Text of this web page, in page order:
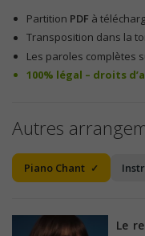
Partition PDF à
Transposition dans la
Les paroles complètes
100% légal – droits
Autres
Piano Chant
Le